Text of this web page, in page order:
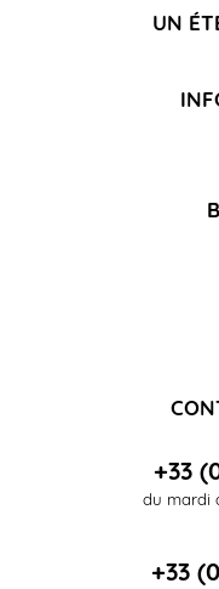
UN
+33
du mardi
+33